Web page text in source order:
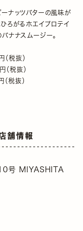
ナッツバターの風味が
ひろがるホエイプロテイ
ナナスムージー。
税抜）
税抜）
（税抜）
舗情報
号 MIYASHITA